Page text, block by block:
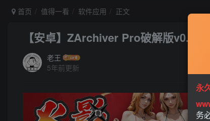
首页 值得一看 软件应用 正文
【安卓】ZArchiver Pro破解版v0.9.5
老王
5年前更新
永
务